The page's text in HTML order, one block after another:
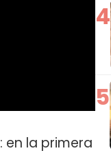
: en la primera
4
5